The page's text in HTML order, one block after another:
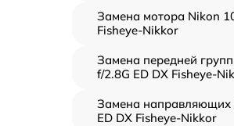
Замена мотора Nikon
Fisheye-Nikkor
Замена передней
f/2.8G ED DX Fisheye-
Замена направляющих
ED DX Fisheye-Nikkor